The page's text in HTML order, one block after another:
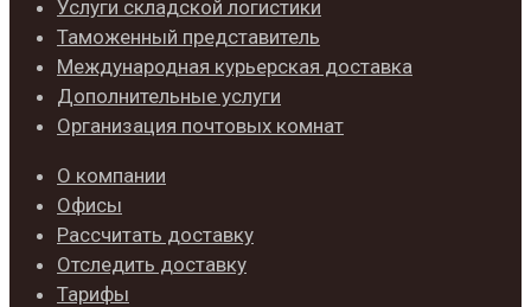
Услуги складской логистики
Таможенный представитель
Международная курьерская доставка
Дополнительные услуги
Организация почтовых комнат
О компании
Офисы
Рассчитать доставку
Отследить доставку
Тарифы